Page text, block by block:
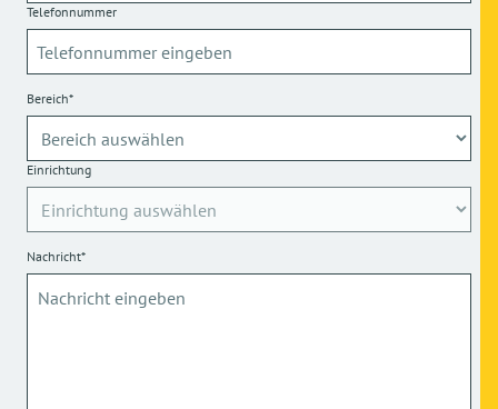
Telefonnummer
Bereich*
Einrichtung
Nachricht*